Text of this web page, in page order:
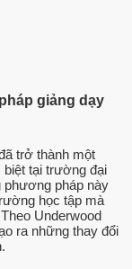
giảng dạy
trở thành một
biệt tại trường đại
phương pháp này
học tập mà
Underwood
ra những thay đổi